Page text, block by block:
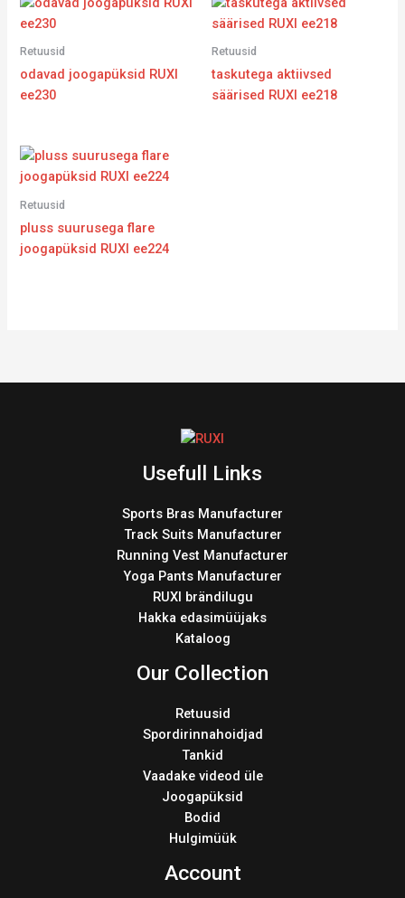
Retuusid
odavad joogapüksid RUXI
ee230
Retuusid
taskutega aktiivsed
säärised RUXI ee218
Retuusid
pluss suurusega flare
joogapüksid RUXI ee224
Usefull Links
Sports Bras Manufacturer
Track Suits Manufacturer
Running Vest Manufacturer
Yoga Pants Manufacturer
RUXI brändilugu
Hakka edasimüüjaks
Kataloog
Our Collection
Retuusid
Spordirinnahoidjad
Tankid
Vaadake videod üle
Joogapüksid
Bodid
Hulgimüük
Account